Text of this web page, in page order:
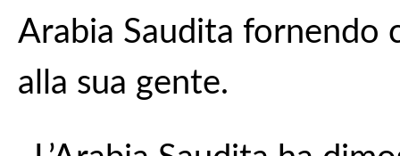
Arabia Saudita fornendo
alla sua gente.